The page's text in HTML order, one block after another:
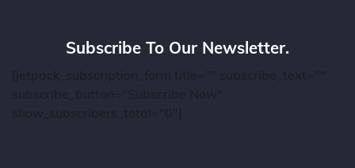
Subscribe To Our Newsletter.
[jetpack_subscription_form title="" subscribe_text=""
subscribe_button="Subscribe Now"
show_subscribers_total="0"]